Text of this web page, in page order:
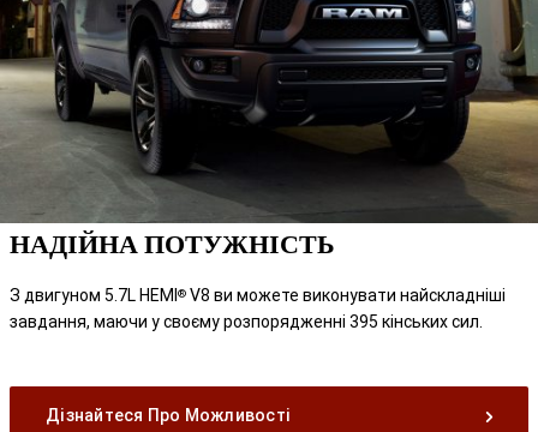
НАДІЙНА ПОТУЖНІСТЬ
З двигуном 5.7L HEMI ® V8 ви можете виконувати найскладніші
завдання, маючи у своєму розпорядженні 395 кінських сил.
Дізнайтеся Про Можливості